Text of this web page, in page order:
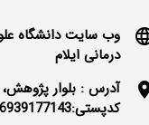
وب سایت دانشگاه
درمانی ایلام
آدرس : بلوار پژوهش،
کدپستی:6939177143